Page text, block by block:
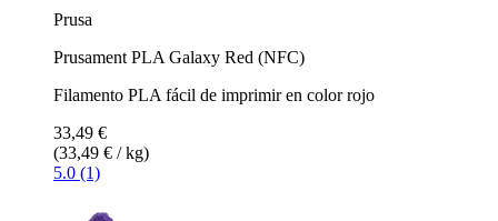
Prusa
Prusament PLA Galaxy Red (NFC)
Filamento PLA fácil de imprimir en color rojo
33,49 €
(33,49 € / kg)
5.0 (1)